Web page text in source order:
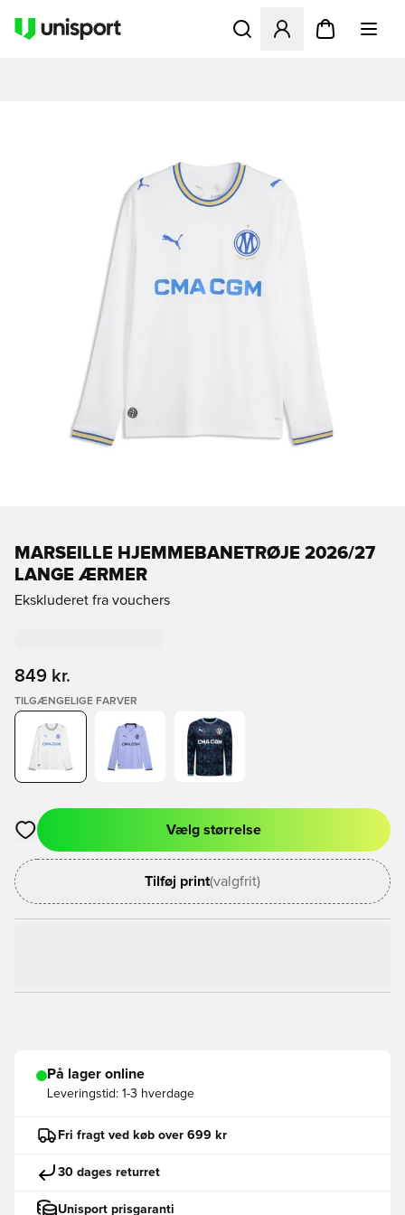
Åbner en Modal til at
MARSEILLE HJEMMEBANETRØJE 2026/27
LANGE ÆRMER
Ekskluderet fra vouchers
849 kr.
TILGÆNGELIGE FARVER
Åbner en Modal til at logge ind eller tilmelde dig som medlem
Vælg størrelse
Tilføj print(valgfrit)
På lager online
Leveringstid: 1-3 hverdage
Fri fragt ved køb over 699 kr
30 dages returret
Unisport prisgaranti